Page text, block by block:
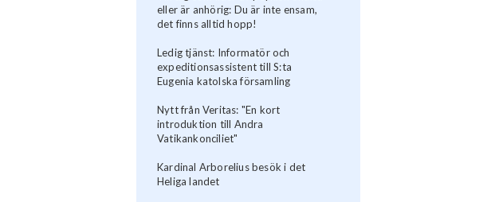
eller är anhörig: Du är inte ensam,
det finns alltid hopp!
Ledig tjänst: Informatör och
expeditionsassistent till S:ta
Eugenia katolska församling
Nytt från Veritas: "En kort
introduktion till Andra
Vatikankonciliet"
Kardinal Arborelius besök i det
Heliga landet